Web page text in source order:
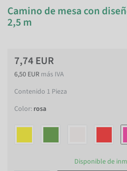
Camino de mesa con
2,5 m
7,74 EUR
6,50 EUR más IVA
Contenido 1 Pieza
Color: rosa
Disponible de